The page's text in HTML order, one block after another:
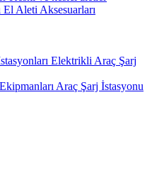
El Aleti Aksesuarları
Elektrikli Araç Şarj
Araç Şarj İstasyonu